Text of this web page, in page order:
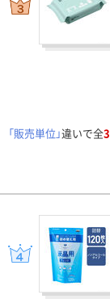
「販売単位」違いで全3